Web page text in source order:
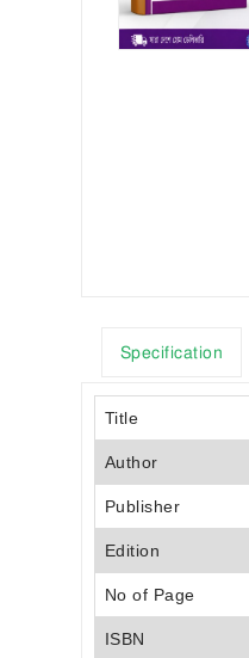
Specification
Title
Author
Publisher
Edition
No of Page
ISBN